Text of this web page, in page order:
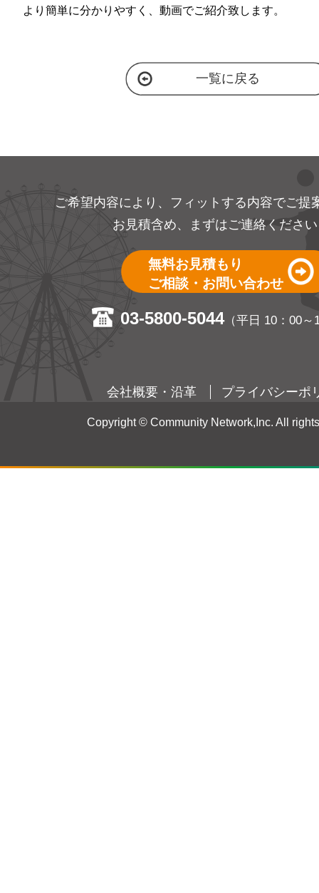
より簡単に分かりやすく、動画でご紹介致します。
一覧に戻る
ご希望内容により、フィットする内容でご提
お見積含め、まずはご連絡くださ
無料お見積もり
ご相談・お問い合わせ
03-5800-5044（平日 10：00～
会社概要・沿革 プライバシーポ
Copyright © Community Network,Inc. All